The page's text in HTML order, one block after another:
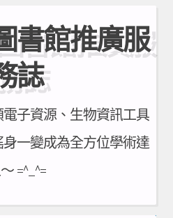
書館推廣服
誌
子資源、生物資訊工具
一變成為全方位學術達
=^_^=